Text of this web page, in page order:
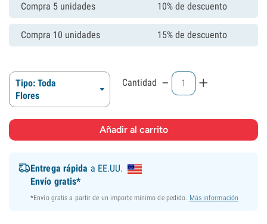
Compra 5 unidades 10% de descuento
Compra 10 unidades 15% de descuento
Tipo: Toda
Flores
Cantidad - +
Entrega rápida a EE.UU.
Envío gratis*
*Envío gratis a partir de un importe mínimo de pedido. Más información